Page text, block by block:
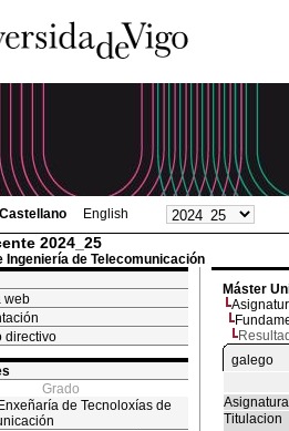
Castellano English
2024_25
Ingeniería de Telecomunicación
web
directivo
Grado
de Tecnoloxías de
Máster
galego
Asignatura
Titulacion